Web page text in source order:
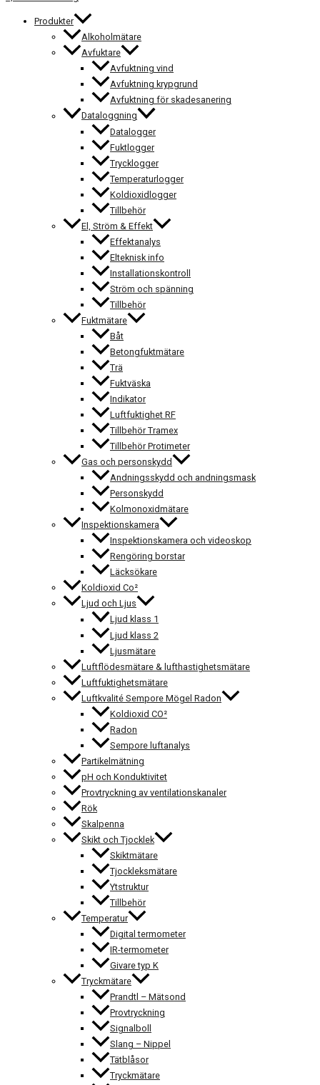
Produkter
Alkoholmätare
Avfuktare
Avfuktning vind
Avfuktning krypgrund
Avfuktning för skadesanering
Dataloggning
Datalogger
Fuktlogger
Trycklogger
Temperaturlogger
Koldioxidlogger
Tillbehör
El, Ström & Effekt
Effektanalys
Elteknisk info
Installationskontroll
Ström och spänning
Tillbehör
Fuktmätare
Båt
Betongfuktmätare
Trä
Fuktväska
Indikator
Luftfuktighet RF
Tillbehör Tramex
Tillbehör Protimeter
Gas och personskydd
Andningsskydd och andningsmask
Personskydd
Kolmonoxidmätare
Inspektionskamera
Inspektionskamera och videoskop
Rengöring borstar
Läcksökare
Koldioxid Co²
Ljud och Ljus
Ljud klass 1
Ljud klass 2
Ljusmätare
Luftflödesmätare & lufthastighetsmätare
Luftfuktighetsmätare
Luftkvalité Sempore Mögel Radon
Koldioxid CO²
Radon
Sempore luftanalys
Partikelmätning
pH och Konduktivitet
Provtryckning av ventilationskanaler
Rök
Skalpenna
Skikt och Tjocklek
Skiktmätare
Tjockleksmätare
Ytstruktur
Tillbehör
Temperatur
Digital termometer
IR-termometer
Givare typ K
Tryckmätare
Prandtl – Mätsond
Provtryckning
Signalboll
Slang – Nippel
Tätblåsor
Tryckmätare